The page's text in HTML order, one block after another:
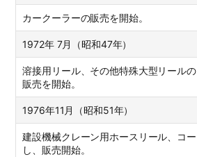
カークーラーの販売を開始。
1972年 7月（昭和47年）
溶接用リール、その他特殊大型リール
販売を開始。
1976年11月（昭和51年）
建設機械クレーン用ホースリール、コ
し、販売開始。